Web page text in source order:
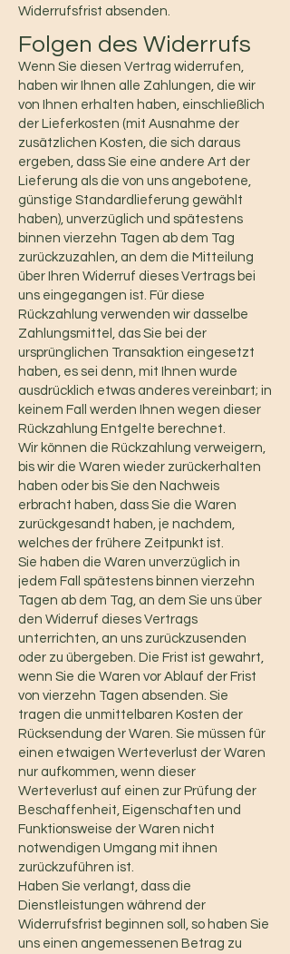
Widerrufsfrist absenden.
Folgen des Widerrufs
Wenn Sie diesen Vertrag widerrufen,
haben wir Ihnen alle Zahlungen, die wir
von Ihnen erhalten haben, einschließlich
der Lieferkosten (mit Ausnahme der
zusätzlichen Kosten, die sich daraus
ergeben, dass Sie eine andere Art der
Lieferung als die von uns angebotene,
günstige Standardlieferung gewählt
haben), unverzüglich und spätestens
binnen vierzehn Tagen ab dem Tag
zurückzuzahlen, an dem die Mitteilung
über Ihren Widerruf dieses Vertrags bei
uns eingegangen ist. Für diese
Rückzahlung verwenden wir dasselbe
Zahlungsmittel, das Sie bei der
ursprünglichen Transaktion eingesetzt
haben, es sei denn, mit Ihnen wurde
ausdrücklich etwas anderes vereinbart; in
keinem Fall werden Ihnen wegen dieser
Rückzahlung Entgelte berechnet.
Wir können die Rückzahlung verweigern,
bis wir die Waren wieder zurückerhalten
haben oder bis Sie den Nachweis
erbracht haben, dass Sie die Waren
zurückgesandt haben, je nachdem,
welches der frühere Zeitpunkt ist.
Sie haben die Waren unverzüglich in
jedem Fall spätestens binnen vierzehn
Tagen ab dem Tag, an dem Sie uns über
den Widerruf dieses Vertrags
unterrichten, an uns zurückzusenden
oder zu übergeben. Die Frist ist gewahrt,
wenn Sie die Waren vor Ablauf der Frist
von vierzehn Tagen absenden. Sie
tragen die unmittelbaren Kosten der
Rücksendung der Waren. Sie müssen für
einen etwaigen Werteverlust der Waren
nur aufkommen, wenn dieser
Werteverlust auf einen zur Prüfung der
Beschaffenheit, Eigenschaften und
Funktionsweise der Waren nicht
notwendigen Umgang mit ihnen
zurückzuführen ist.
Haben Sie verlangt, dass die
Dienstleistungen während der
Widerrufsfrist beginnen soll, so haben Sie
uns einen angemessenen Betrag zu